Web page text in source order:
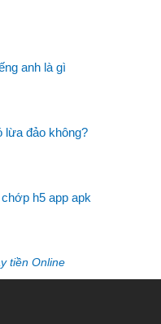
anh là gì
lừa đảo không?
h5 app apk
tiền Online